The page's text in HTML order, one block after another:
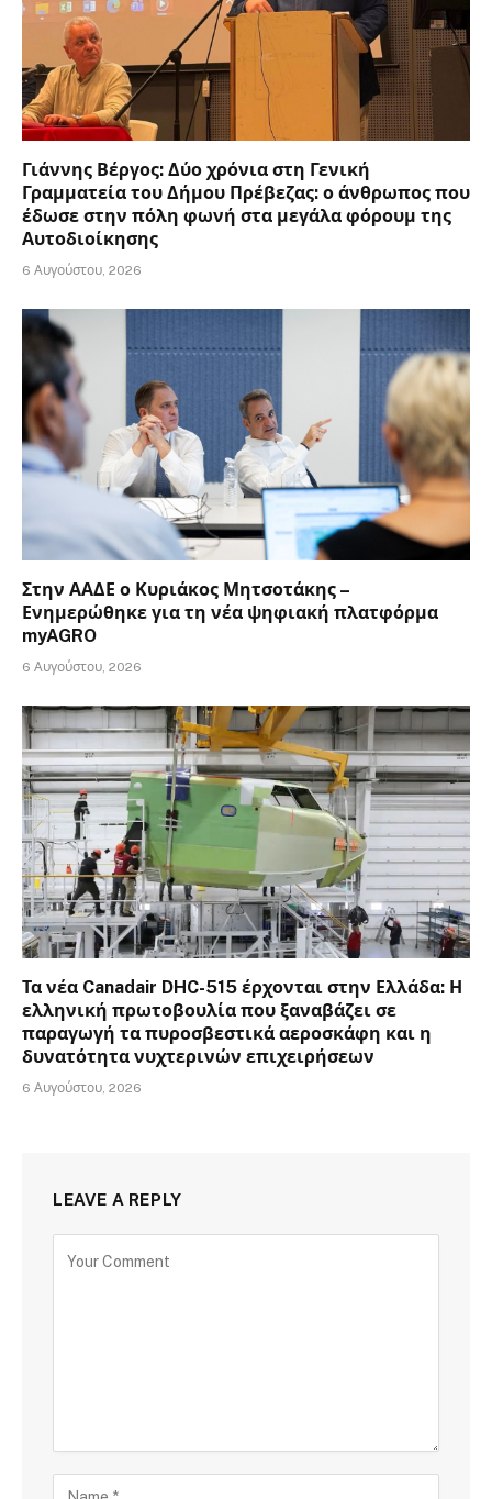
Γιάννης Βέργος: Δύο χρόνια στη Γενική
Γραμματεία του Δήμου Πρέβεζας: ο άνθρωπος που
έδωσε στην πόλη φωνή στα μεγάλα φόρουμ της
Αυτοδιοίκησης
6 Αυγούστου, 2026
Στην ΑΑΔΕ ο Κυριάκος Μητσοτάκης –
Ενημερώθηκε για τη νέα ψηφιακή πλατφόρμα
myAGRO
6 Αυγούστου, 2026
Τα νέα Canadair DHC-515 έρχονται στην Ελλάδα: Η
ελληνική πρωτοβουλία που ξαναβάζει σε
παραγωγή τα πυροσβεστικά αεροσκάφη και η
δυνατότητα νυχτερινών επιχειρήσεων
6 Αυγούστου, 2026
LEAVE A REPLY